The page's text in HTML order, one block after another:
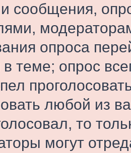
сообщения,
опроса
теме; опрос
любой из
то
могут